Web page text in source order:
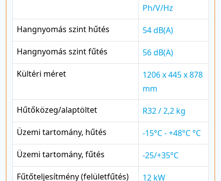
Ph/V/Hz
Hangnyomás szint hűtés
54 dB(A)
Hangnyomás szint fűtés
56 dB(A)
Kültéri méret
1206 x 445 x 878
mm
Hűtőközeg/alaptöltet
R32 / 2,2 kg
Üzemi tartomány, hűtés
-15°C - +48°C °C
Üzemi tartomány, fűtés
-25/+35°C
Fűtőteljesítmény (felületfűtés)
12 kW